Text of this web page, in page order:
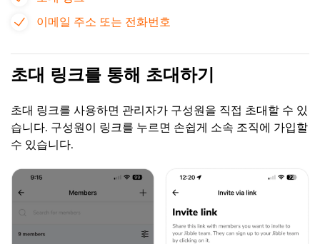
이메일 주소 또는 전화번호
초대 링크를 통해 초대하기
초대 링크를 사용하면 관리자가 구성원을 직접 초대할 수 있
습니다. 구성원이 링크를 누르면 손쉽게 소속 조직에 가입할
수 있습니다.